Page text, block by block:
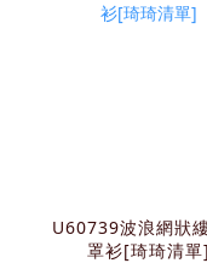
U60739波浪網狀
罩衫[琦琦清單]